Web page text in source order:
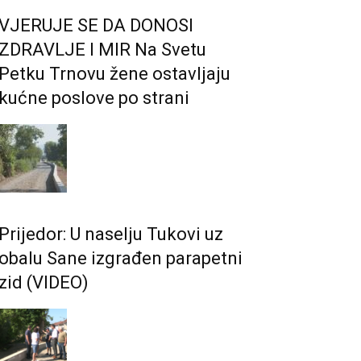
SE DA DONOSI
I MIR Na Svetu
Trnovu žene ostavljaju
poslove po strani
U naselju Tukovi uz
Sane izgrađen parapetni
(VIDEO)